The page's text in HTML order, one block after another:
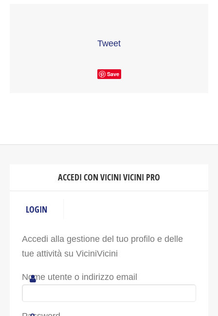
Tweet
Save
ACCEDI CON VICINI VICINI PRO
LOGIN
Accedi alla gestione del tuo profilo e delle
tue attività su ViciniVicini
Nome utente o indirizzo email